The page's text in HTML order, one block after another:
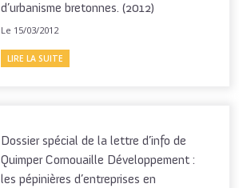
d’urbanisme bretonnes. (2012)
Le 15/03/2012
LIRE LA SUITE
Dossier spécial de la lettre d’info de
Quimper Cornouaille Développement :
les pépinières d’entreprises en